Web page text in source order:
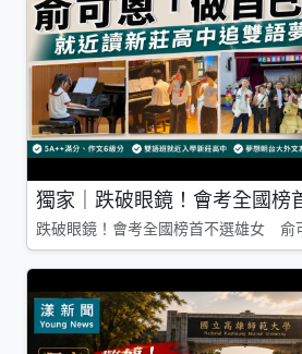
獨家｜跌破眼鏡！會考全國
跌破眼鏡！會考全國榜首不選雄女 俞